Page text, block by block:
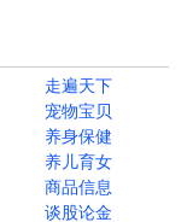
走遍天下
宠物宝贝
养身保健
养儿育女
商品信息
谈股论金